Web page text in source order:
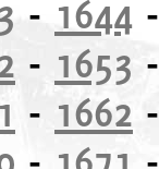
- 1644
- 1653
- 1662